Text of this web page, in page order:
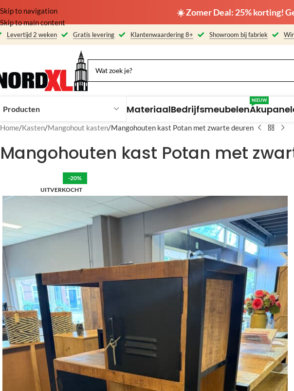
☀️ Zomer Deal: 25% korting!
Skip to navigation
Skip to main content
Levertijd 2 weken Gratis levering Klantenwaardering 8+ Showroom bij fabriek
Producten MateriaalBedrijfsmeubelen
NIEUW
Home Kasten Mangohout kasten Mangohouten kast Potan met zwarte deuren
Mangohouten kast Potan met
-20%
UITVERKOCHT